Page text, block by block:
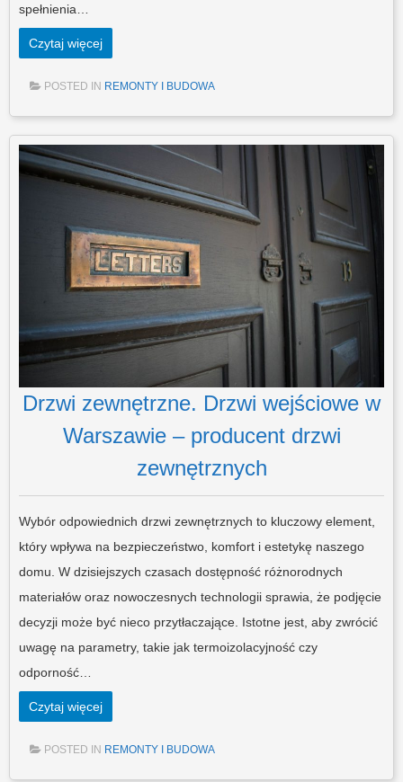
spełnienia…
Czytaj więcej
POSTED IN REMONTY I BUDOWA
Drzwi zewnętrzne. Drzwi wejściowe w
Warszawie – producent drzwi
zewnętrznych
Wybór odpowiednich drzwi zewnętrznych to kluczowy element,
który wpływa na bezpieczeństwo, komfort i estetykę naszego
domu. W dzisiejszych czasach dostępność różnorodnych
materiałów oraz nowoczesnych technologii sprawia, że podjęcie
decyzji może być nieco przytłaczające. Istotne jest, aby zwrócić
uwagę na parametry, takie jak termoizolacyjność czy
odporność…
Czytaj więcej
POSTED IN REMONTY I BUDOWA